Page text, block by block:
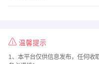
温馨提示
1、本平台仅供信息发布，任何收